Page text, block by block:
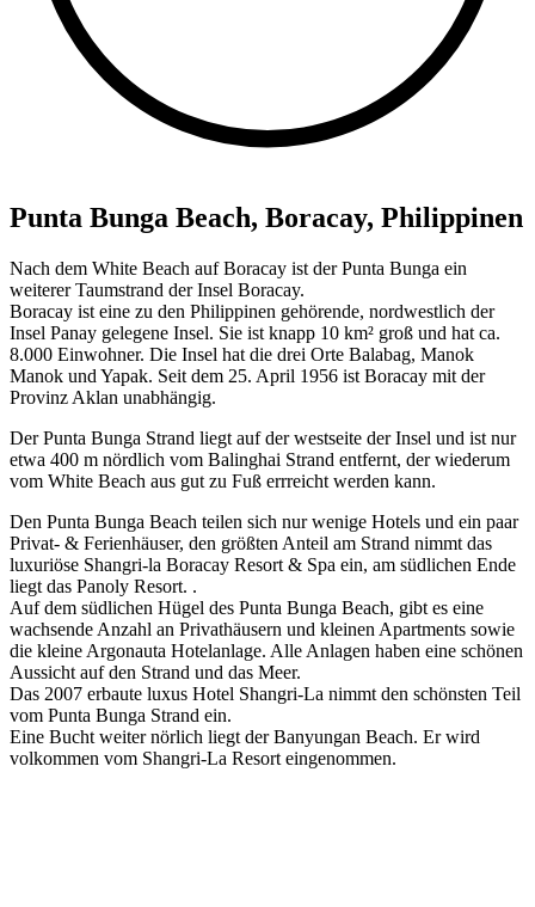
Punta Bunga Beach, Boracay, Philippinen
Nach dem White Beach auf Boracay ist der Punta Bunga ein
weiterer Taumstrand der Insel Boracay.
Boracay ist eine zu den Philippinen gehörende, nordwestlich der
Insel Panay gelegene Insel. Sie ist knapp 10 km² groß und hat ca.
8.000 Einwohner. Die Insel hat die drei Orte Balabag, Manok
Manok und Yapak. Seit dem 25. April 1956 ist Boracay mit der
Provinz Aklan unabhängig.
Der Punta Bunga Strand liegt auf der westseite der Insel und ist nur
etwa 400 m nördlich vom Balinghai Strand entfernt, der wiederum
vom White Beach aus gut zu Fuß errreicht werden kann.
Den Punta Bunga Beach teilen sich nur wenige Hotels und ein paar
Privat- & Ferienhäuser, den größten Anteil am Strand nimmt das
luxuriöse Shangri-la Boracay Resort & Spa ein, am südlichen Ende
liegt das Panoly Resort. .
Auf dem südlichen Hügel des Punta Bunga Beach, gibt es eine
wachsende Anzahl an Privathäusern und kleinen Apartments sowie
die kleine Argonauta Hotelanlage. Alle Anlagen haben eine schönen
Aussicht auf den Strand und das Meer.
Das 2007 erbaute luxus Hotel Shangri-La nimmt den schönsten Teil
vom Punta Bunga Strand ein.
Eine Bucht weiter nörlich liegt der Banyungan Beach. Er wird
volkommen vom Shangri-La Resort eingenommen.